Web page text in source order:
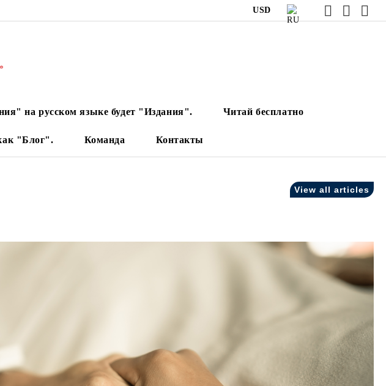
USD
на русском языке будет "Издания". Читай бесплатно
"Блог". Команда Контакты
View all articles